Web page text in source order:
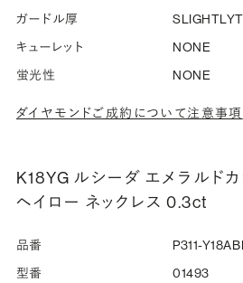
ガードル厚
キューレット
NONE
蛍光性
NONE
ダイヤモンドご成約について注意事項
K18YG ルシーダ エメラルドカ
ヘイロー ネックレス 0.3ct
品番
P311-
型番
01493